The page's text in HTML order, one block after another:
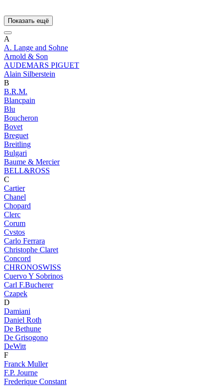
Показать ещё
A
A. Lange and Sohne
Arnold & Son
AUDEMARS PIGUET
Alain Silberstein
B
B.R.M.
Blancpain
Blu
Boucheron
Bovet
Breguet
Breitling
Bulgari
Baume & Mercier
BELL&ROSS
C
Cartier
Chanel
Chopard
Clerc
Corum
Cvstos
Carlo Ferrara
Christophe Claret
Concord
CHRONOSWISS
Cuervo Y Sobrinos
Carl F.Bucherer
Czapek
D
Damiani
Daniel Roth
De Bethune
De Grisogono
DeWitt
F
Franck Muller
F.P. Journe
Frederique Constant